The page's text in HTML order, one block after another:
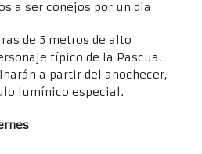
a ser conejos por un dia
de 5 metros de alto
típico de la Pascua.
a partir del anochecer,
lumínico especial.